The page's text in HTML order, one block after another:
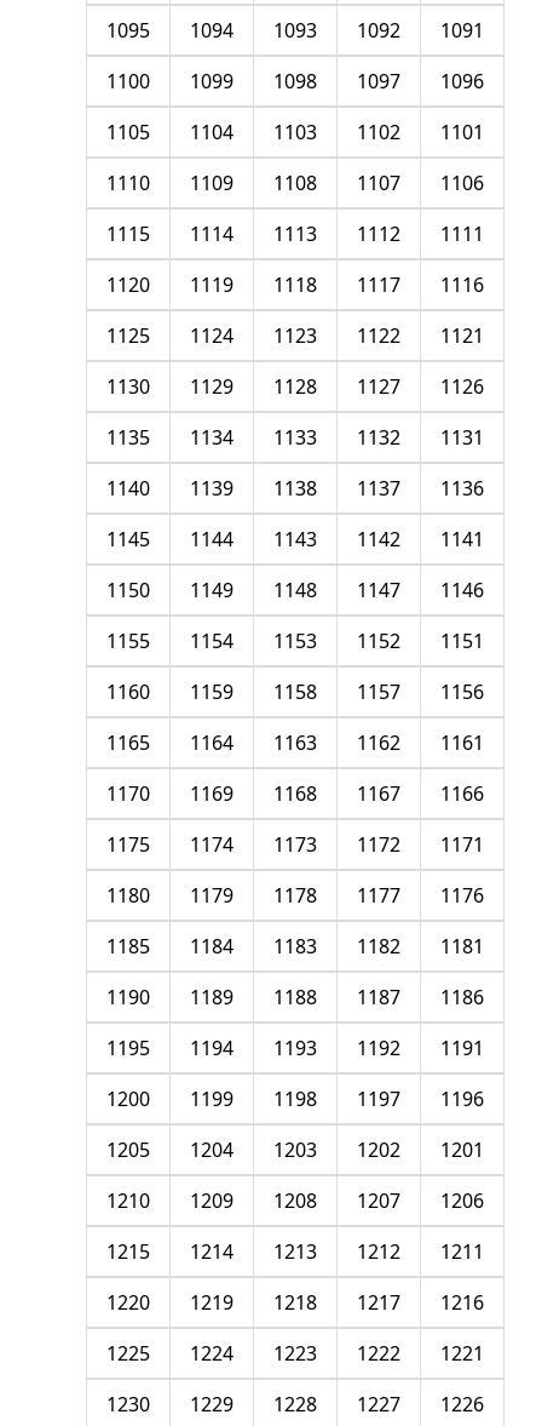
1091
1092
1093
1094
1095
1096
1097
1098
1099
1100
1101
1102
1103
1104
1105
1106
1107
1108
1109
1110
1111
1112
1113
1114
1115
1116
1117
1118
1119
1120
1121
1122
1123
1124
1125
1126
1127
1128
1129
1130
1131
1132
1133
1134
1135
1136
1137
1138
1139
1140
1141
1142
1143
1144
1145
1146
1147
1148
1149
1150
1151
1152
1153
1154
1155
1156
1157
1158
1159
1160
1161
1162
1163
1164
1165
1166
1167
1168
1169
1170
1171
1172
1173
1174
1175
1176
1177
1178
1179
1180
1181
1182
1183
1184
1185
1186
1187
1188
1189
1190
1191
1192
1193
1194
1195
1196
1197
1198
1199
1200
1201
1202
1203
1204
1205
1206
1207
1208
1209
1210
1211
1212
1213
1214
1215
1216
1217
1218
1219
1220
1221
1222
1223
1224
1225
1226
1227
1228
1229
1230